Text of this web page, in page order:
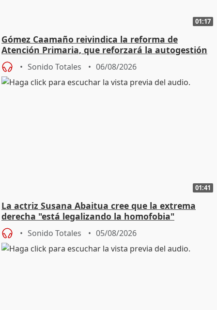
01:17
Gómez Caamaño reivindica la reforma de
Atención Primaria, que reforzará la autogestión
Sonido Totales 06/08/2026
01:41
La actriz Susana Abaitua cree que la extrema
derecha "está legalizando la homofobia"
Sonido Totales 05/08/2026